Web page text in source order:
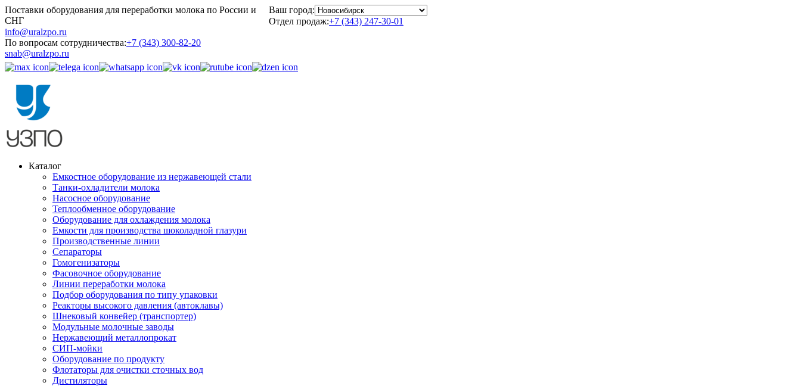
Поставки оборудования для переработки молока по России и
СНГ
Ваш город:
Отдел продаж:+7 (343) 247-30-01
info@uralzpo.ru
По вопросам сотрудничества:+7 (343) 300-82-20
snab@uralzpo.ru
Каталог
Емкостное оборудование из нержавеющей стали
Танки-охладители молока
Насосное оборудование
Теплообменное оборудование
Оборудование для охлаждения молока
Емкости для производства шоколадной глазури
Производственные линии
Сепараторы
Гомогенизаторы
Фасовочное оборудование
Линии переработки молока
Подбор оборудования по типу упаковки
Реакторы высокого давления (автоклавы)
Шнековый конвейер (транспортер)
Модульные молочные заводы
Нержавеющий металлопрокат
СИП-мойки
Оборудование по продукту
Флотаторы для очистки сточных вод
Дистиляторы